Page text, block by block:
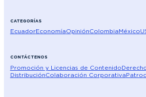
CATEGORÍAS
EcuadorEconomíaOpiniónColombiaMéxico
CONTÁCTENOS
Promoción y Licencias de Contenido
DistribuciónColaboración Corporativa